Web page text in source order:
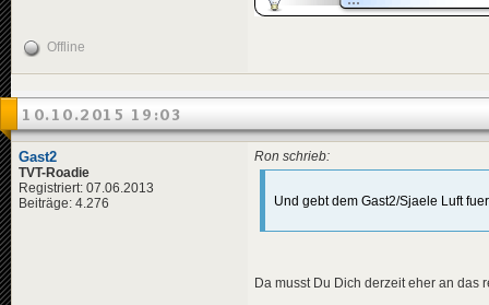
Offline
10.10.2015 19:03
Gast2
TVT-Roadie
Registriert: 07.06.2013
Beiträge: 4.276
Ron schrieb:
Und gebt dem Gast2/Sjaele Luft
Da musst Du Dich derzeit eher an das